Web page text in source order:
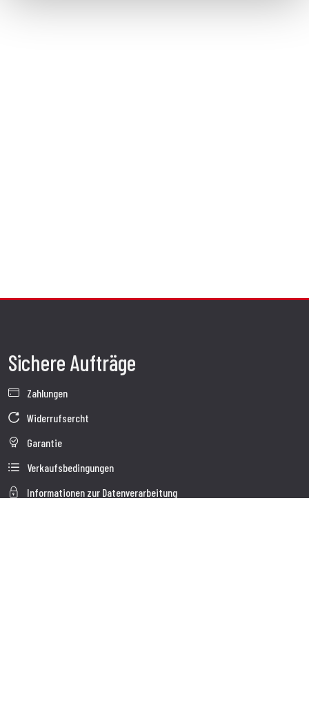
Sichere Aufträge
Zahlungen
Widerrufsercht
Garantie
Verkaufsbedingungen
Informationen zur Datenverarbeitung